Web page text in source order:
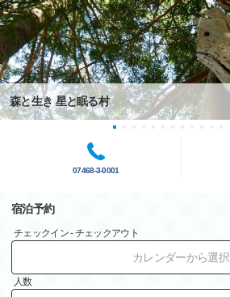
森と生き 星と眠る村
07468-3-0001
宿泊予約
チェックイン - チェックアウト
カレンダーから選択
人数